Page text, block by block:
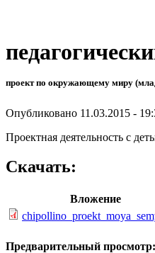
проект по окружающему миру
Опубликовано 11.03.2015 -
Проектная деятельность с
Скачать:
Вложение
Предварительный просмотр: